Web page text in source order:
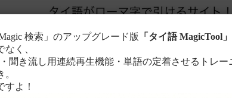
検索」のアップグレード版 「タイ語 MagicTool」
く、
き流し用連続再生機能・単語の定着させるトレー
よ！